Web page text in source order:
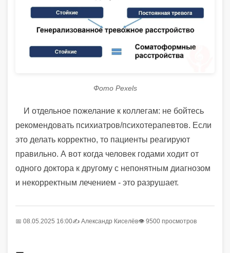
Фото Pexels
И отдельное пожелание к коллегам: не бойтесь
рекомендовать психиатров/психотерапевтов. Если
это делать корректно, то пациенты реагируют
правильно. А вот когда человек годами ходит от
одного доктора к другому с непонятным диагнозом
и некорректным лечением - это разрушает.
📅 08.05.2025 16:00✍️ Александр Киселёв👁 9500 просмотров